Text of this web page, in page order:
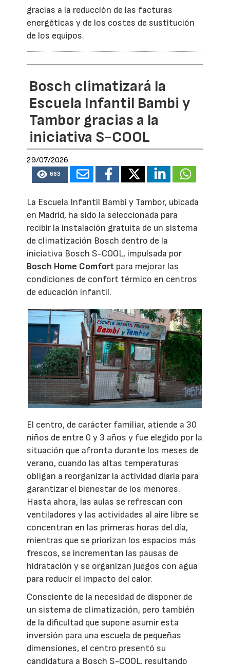
gracias a la reducción de las facturas
energéticas y de los costes de sustitución
de los equipos.
Bosch climatizará la
Escuela Infantil Bambi y
Tambor gracias a la
iniciativa S-COOL
29/07/2026
663
La Escuela Infantil Bambi y Tambor, ubicada
en Madrid, ha sido la seleccionada para
recibir la instalación gratuita de un sistema
de climatización Bosch dentro de la
iniciativa Bosch S-COOL, impulsada por
Bosch Home Comfort para mejorar las
condiciones de confort térmico en centros
de educación infantil.
El centro, de carácter familiar, atiende a 30
niños de entre 0 y 3 años y fue elegido por la
situación que afronta durante los meses de
verano, cuando las altas temperaturas
obligan a reorganizar la actividad diaria para
garantizar el bienestar de los menores.
Hasta ahora, las aulas se refrescan con
ventiladores y las actividades al aire libre se
concentran en las primeras horas del día,
mientras que se priorizan los espacios más
frescos, se incrementan las pausas de
hidratación y se organizan juegos con agua
para reducir el impacto del calor.
Consciente de la necesidad de disponer de
un sistema de climatización, pero también
de la dificultad que supone asumir esta
inversión para una escuela de pequeñas
dimensiones, el centro presentó su
candidatura a Bosch S-COOL, resultando